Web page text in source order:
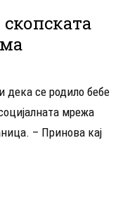
дека се родило бебе
мрежа
– Принова кај